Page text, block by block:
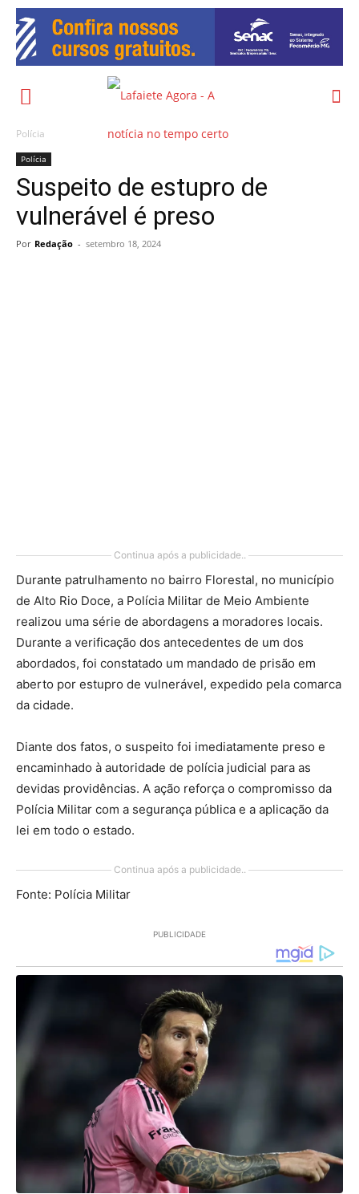
Polícia
Polícia
Suspeito de estupro de
vulnerável é preso
Por Redação - setembro 18, 2024
Continua após a publicidade..
Durante patrulhamento no bairro Florestal, no município
de Alto Rio Doce, a Polícia Militar de Meio Ambiente
realizou uma série de abordagens a moradores locais.
Durante a verificação dos antecedentes de um dos
abordados, foi constatado um mandado de prisão em
aberto por estupro de vulnerável, expedido pela comarca
da cidade.
Diante dos fatos, o suspeito foi imediatamente preso e
encaminhado à autoridade de polícia judicial para as
devidas providências. A ação reforça o compromisso da
Polícia Militar com a segurança pública e a aplicação da
lei em todo o estado.
Continua após a publicidade..
Fonte: Polícia Militar
PUBLICIDADE